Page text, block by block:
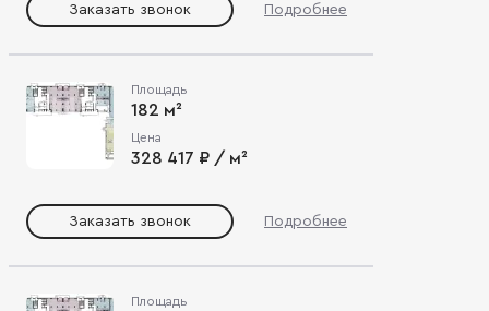
Заказать звонок Подробнее
Площадь
182 м²
Цена
328 417 ₽ / м²
Заказать звонок Подробнее
Площадь